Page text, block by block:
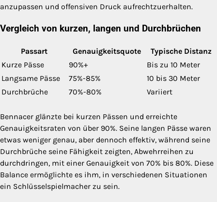
anzupassen und offensiven Druck aufrechtzuerhalten.
Vergleich von kurzen, langen und Durchbrüchen
Passart Genauigkeitsquote
Typische Distanz
Kurze Pässe
90%+
Bis zu 10 Meter
Langsame Pässe
75%-85%
10 bis 30 Meter
Durchbrüche
70%-80% Variiert
Bennacer glänzte bei kurzen Pässen und erreichte
Genauigkeitsraten von über 90%. Seine langen Pässe waren
etwas weniger genau, aber dennoch effektiv, während seine
Durchbrüche seine Fähigkeit zeigten, Abwehrreihen zu
durchdringen, mit einer Genauigkeit von 70% bis 80%. Diese
Balance ermöglichte es ihm, in verschiedenen Situationen
ein Schlüsselspielmacher zu sein.